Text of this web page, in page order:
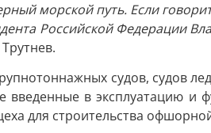
морской путь. Если
Российской Федерации
судов, судов
введенные в эксплуатацию
для строительства